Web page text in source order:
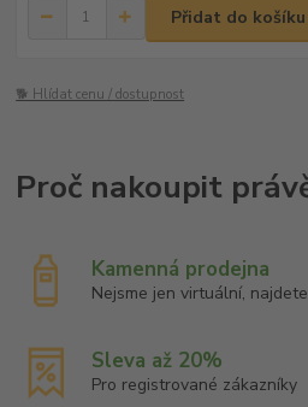
Přidat do košíku
🐕 Hlídat cenu / dostupnost
Kamenná prodejna
Nejsme jen virtuální,
Sleva až 20%
Pro registrované zákazníky